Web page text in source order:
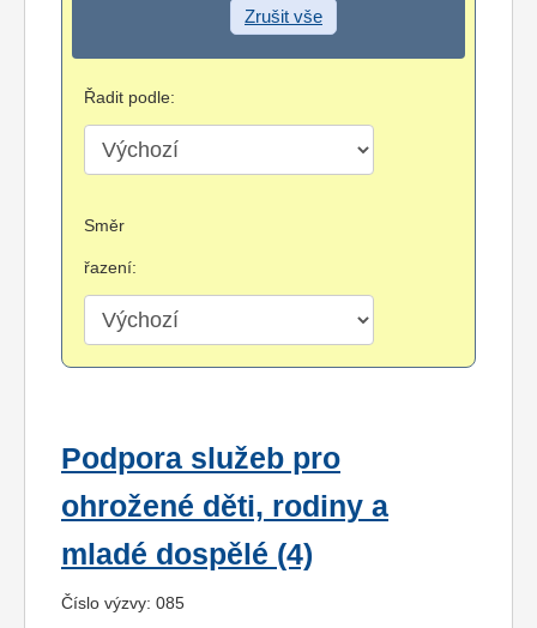
Zrušit vše
Řadit podle:
Směr
řazení:
Podpora služeb pro
ohrožené děti, rodiny a
mladé dospělé (4)
Číslo výzvy: 085